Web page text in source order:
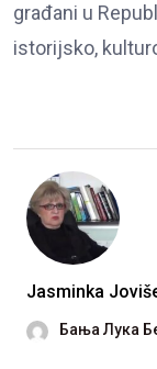
građani u
istorijsko,
Jasminka
Бања Лука